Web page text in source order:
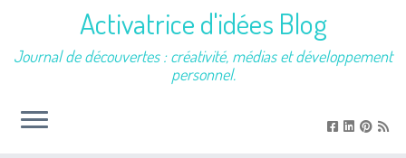
Activatrice d'idées Blog
Journal de découvertes : créativité, médias et développement
personnel.